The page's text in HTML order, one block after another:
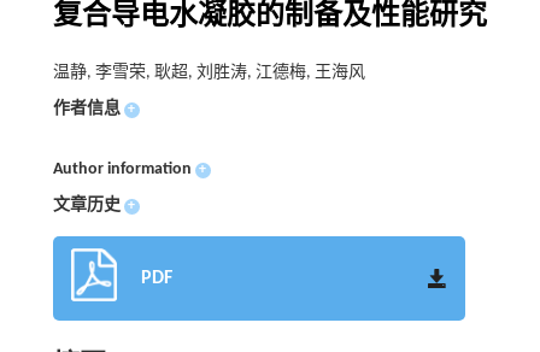
复合导电水凝胶的制备及性能研究
温静, 李雪荣, 耿超, 刘胜涛, 江德梅, 王海风
作者信息 +
Author information +
文章历史 +
PDF